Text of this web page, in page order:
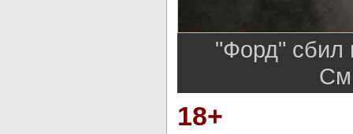
"Форд" сбил
18+